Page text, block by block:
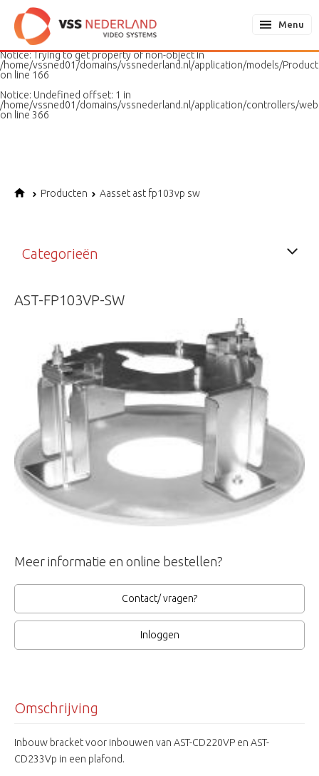
Notice: Undefined variable: page in
/home/vssned01/domains/vssnederland.nl/application/models/
on line
187
Notice: Trying to get property of non-object in
/home/vssned01/domains/vssnederland.nl/application/models/
on line 166
Notice: Undefined offset: 1 in
/home/vssned01/domains/vssnederland.nl/application/controllers/
on line 366
Menu
Producten Aasset ast fp103vp sw
Categorieën
AST-FP103VP-SW
Meer informatie en online bestellen?
Contact/ vragen?
Inloggen
Omschrijving
Inbouw bracket voor inbouwen van AST-CD220VP en AST-
CD233Vp in een plafond.